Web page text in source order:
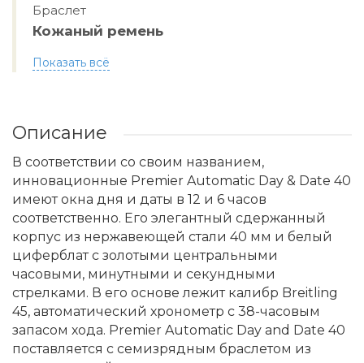
Браслет
Кожаный ремень
Показать всё
Описание
В соответствии со своим названием,
инновационные Premier Automatic Day & Date 40
имеют окна дня и даты в 12 и 6 часов
соответственно. Его элегантный сдержанный
корпус из нержавеющей стали 40 мм и белый
циферблат с золотыми центральными
часовыми, минутными и секундными
стрелками. В его основе лежит калибр Breitling
45, автоматический хронометр с 38-часовым
запасом хода. Premier Automatic Day and Date 40
поставляется с семизрядным браслетом из